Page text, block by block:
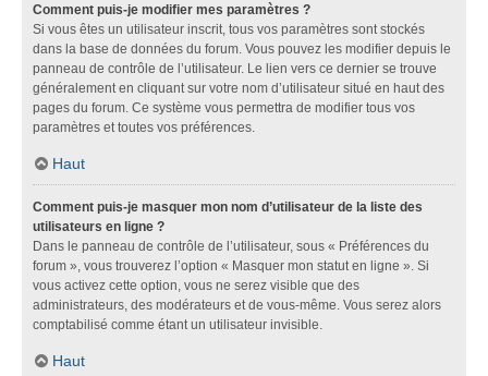
Comment puis-je modifier mes paramètres ?
Si vous êtes un utilisateur inscrit, tous vos paramètres sont stockés
dans la base de données du forum. Vous pouvez les modifier depuis le
panneau de contrôle de l’utilisateur. Le lien vers ce dernier se trouve
généralement en cliquant sur votre nom d’utilisateur situé en haut des
pages du forum. Ce système vous permettra de modifier tous vos
paramètres et toutes vos préférences.
Haut
Comment puis-je masquer mon nom d’utilisateur de la liste des
utilisateurs en ligne ?
Dans le panneau de contrôle de l’utilisateur, sous « Préférences du
forum », vous trouverez l’option « Masquer mon statut en ligne ». Si
vous activez cette option, vous ne serez visible que des
administrateurs, des modérateurs et de vous-même. Vous serez alors
comptabilisé comme étant un utilisateur invisible.
Haut